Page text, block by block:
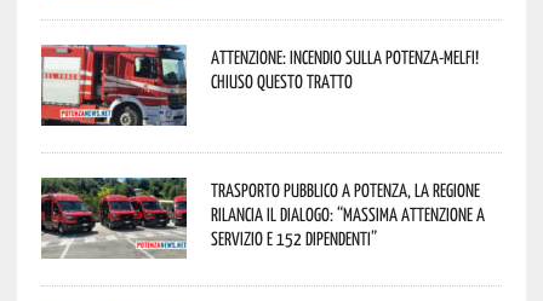
Attenzione: incendio sulla Potenza-Melfi!
Chiuso questo tratto
Trasporto pubblico a Potenza, la Regione
rilancia il dialogo: “Massima attenzione a
servizio e 152 dipendenti”